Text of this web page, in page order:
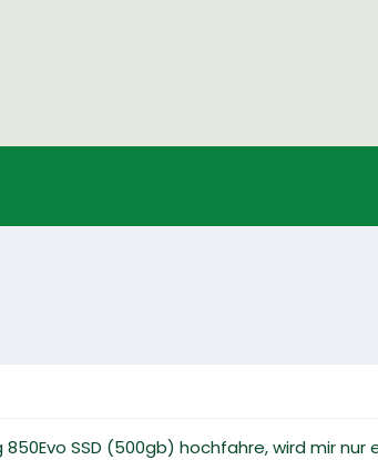
SSD (500gb) hochfahre, wird mir